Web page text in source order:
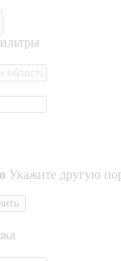
Укажите другую